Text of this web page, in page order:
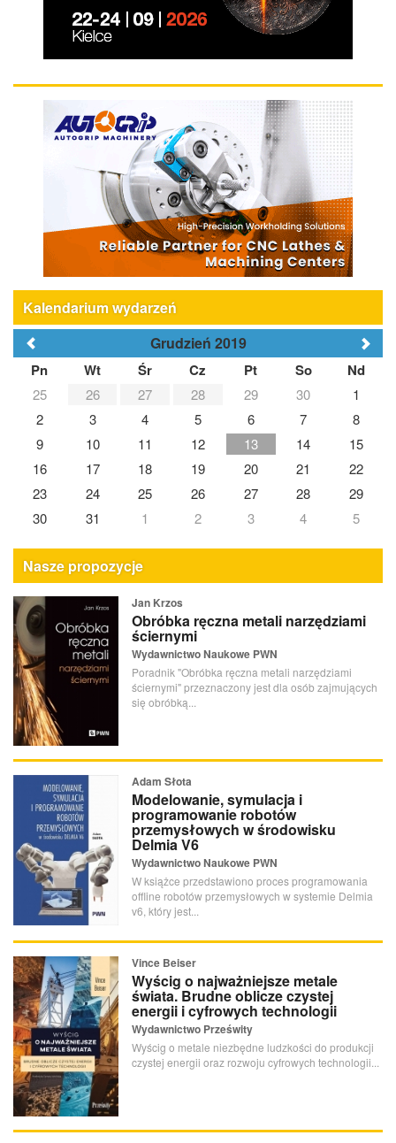
Kalendarium wydarzeń
Grudzień 2019
Pn Wt Śr Cz Pt So Nd
25 26 27 28 29 30
1
2
3 4 5 6 7
8
9
10 11 12 13 14
15
16
17 18 19 20 21
22
23
24 25 26 27 28
29
30
31 1 2 3 4 5
Nasze propozycje
Jan Krzos
Obróbka ręczna metali narzędziami
ściernymi
Wydawnictwo Naukowe PWN
Poradnik "Obróbka ręczna metali narzędziami
ściernymi" przeznaczony jest dla osób zajmujących
się obróbką...
Adam Słota
Modelowanie, symulacja i
programowanie robotów
przemysłowych w środowisku
Delmia V6
Wydawnictwo Naukowe PWN
W książce przedstawiono proces programowania
offline robotów przemysłowych w systemie Delmia
v6, który jest...
Vince Beiser
Wyścig o najważniejsze metale
świata. Brudne oblicze czystej
energii i cyfrowych technologii
Wydawnictwo Prześwity
Wyścig o metale niezbędne ludzkości do produkcji
czystej energii oraz rozwoju cyfrowych technologii...